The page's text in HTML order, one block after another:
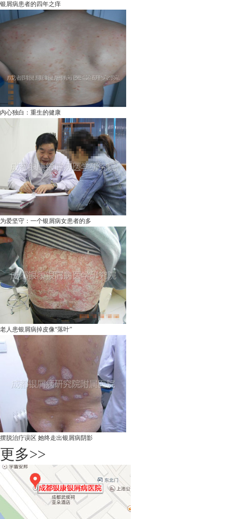
银屑病患者的四年之痒
内心独白：重生的健康
为爱坚守：一个银屑病女患者的多
老人患银屑病掉皮像“落叶”
摆脱治疗误区 她终走出银屑病阴影
更多>>